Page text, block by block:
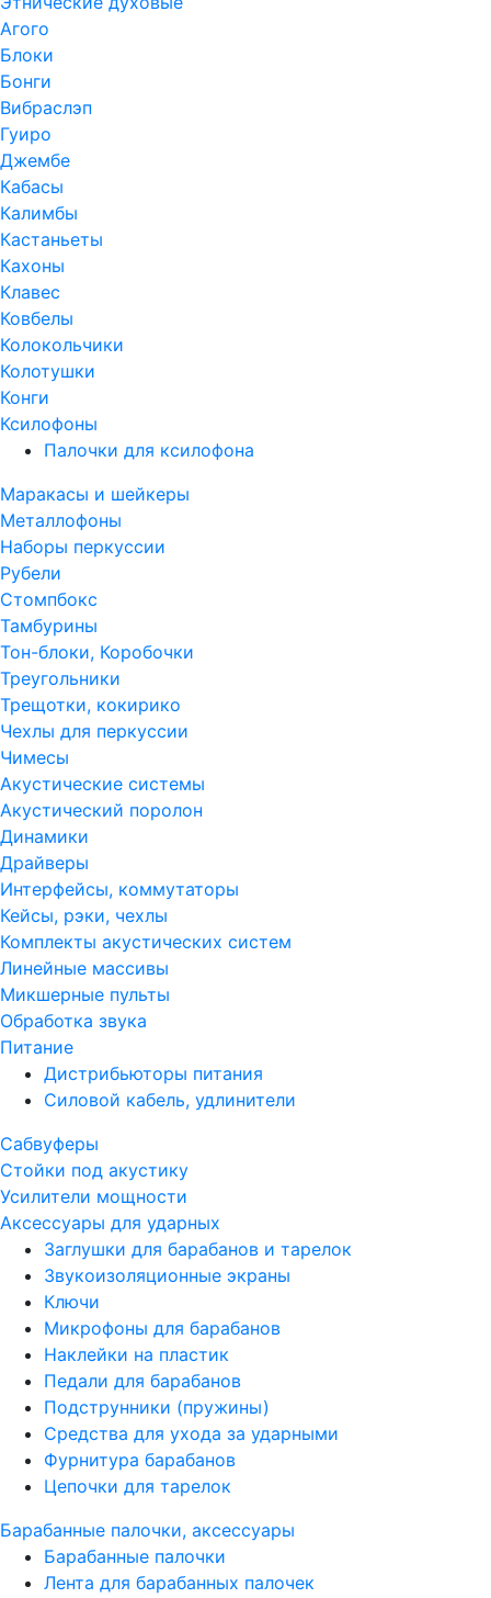
Агого
Блоки
Бонги
Вибраслэп
Гуиро
Джембе
Кабасы
Калимбы
Кастаньеты
Кахоны
Клавес
Ковбелы
Колокольчики
Колотушки
Конги
Ксилофоны
Палочки для ксилофона
Маракасы и шейкеры
Металлофоны
Наборы перкуссии
Рубели
Стомпбокс
Тамбурины
Тон-блоки, Коробочки
Треугольники
Трещотки, кокирико
Чехлы для перкуссии
Чимесы
Акустические системы
Акустический поролон
Динамики
Драйверы
Интерфейсы, коммутаторы
Кейсы, рэки, чехлы
Комплекты акустических систем
Линейные массивы
Микшерные пульты
Обработка звука
Питание
Дистрибьюторы питания
Силовой кабель, удлинители
Сабвуферы
Стойки под акустику
Усилители мощности
Аксессуары для ударных
Заглушки для барабанов и тарелок
Звукоизоляционные экраны
Ключи
Микрофоны для барабанов
Наклейки на пластик
Педали для барабанов
Подструнники (пружины)
Средства для ухода за ударными
Фурнитура барабанов
Цепочки для тарелок
Барабанные палочки, аксессуары
Барабанные палочки
Лента для барабанных палочек